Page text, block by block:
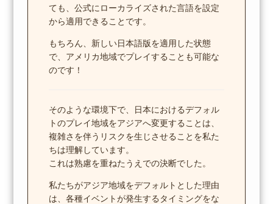
ても、公式にローカライズされた言語を設定
から適用できることです。
もちろん、新しい日本語版を適用した状態
で、アメリカ地域でプレイすることも可能な
のです！
そのような環境下で、日本におけるデフォル
トのプレイ地域をアジアへ変更することは、
複雑さを伴うリスクを生じさせることを私た
ちは理解しています。
これは熟慮を重ねたうえでの決断でした。
私たちがアジア地域をデフォルトとした理由
は、各種イベントが発生するタイミングをな